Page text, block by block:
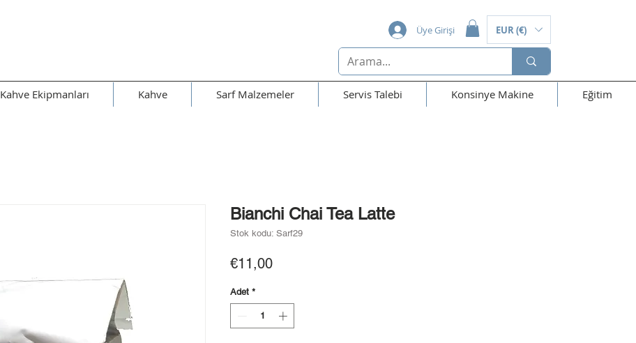
Üye Girişi EUR (€)
Kahve Ekipmanları Kahve Sarf Malzemeler Servis Talebi Konsinye Makine Eğitim
Bianchi Chai Tea Latte
Stok kodu: Sarf29
€11,00Fiyat
Adet *